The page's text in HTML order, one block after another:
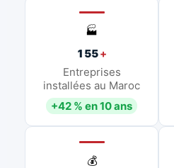
🏭
155+
Entreprises
installées au Maroc
+42 % en 10 ans
💰